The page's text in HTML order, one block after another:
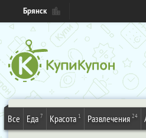
Брянск
Все Еда 7 Красота 1 Развлечения 24